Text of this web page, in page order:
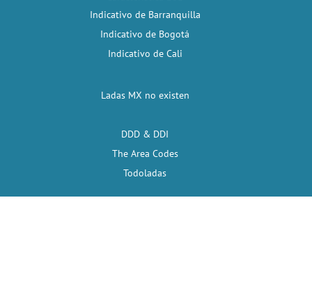
Indicativo de Barranquilla
Indicativo de Bogotá
Indicativo de Cali
Ladas MX no existen
DDD & DDI
The Area Codes
Todoladas